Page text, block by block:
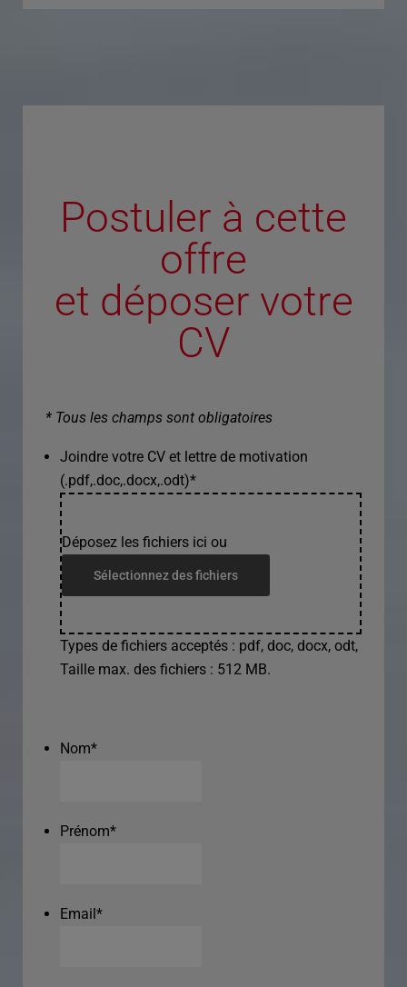
Postuler à cette
offre
et déposer votre
CV
* Tous les champs sont obligatoires
Joindre votre CV et lettre de motivation
(.pdf,.doc,.docx,.odt)*
Déposez les fichiers ici ou
Sélectionnez des fichiers
Types de fichiers acceptés : pdf, doc, docx, odt,
Taille max. des fichiers : 512 MB.
Nom*
Prénom*
Email*